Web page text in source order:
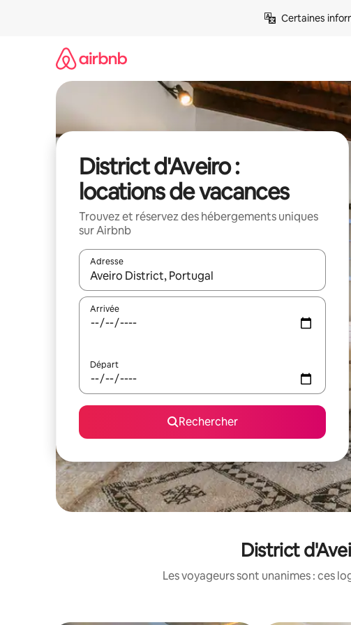
Certaines
District d'Aveiro :
locations de vacances
Trouvez et réservez des hébergements uniques
sur Airbnb
Adresse
Lorsque les résultats s'affichent, utilisez les flèches vers
Arrivée
Départ
Rechercher
District
Les voyageurs sont unanimes : ces